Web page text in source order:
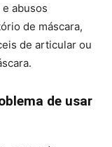
abusos
de máscara,
de articular ou
de usar